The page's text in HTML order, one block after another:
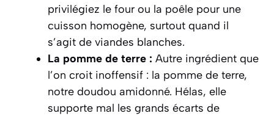
privilégiez le four ou la poêle pour une
cuisson homogène, surtout quand il
s’agit de viandes blanches.
La pomme de terre : Autre ingrédient que
l’on croit inoffensif : la pomme de terre,
notre doudou amidonné. Hélas, elle
supporte mal les grands écarts de